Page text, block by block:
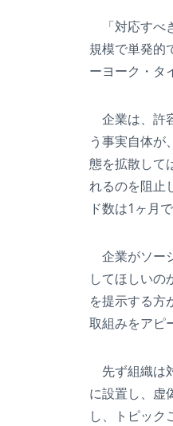
「対応すべ
規模で単発的
ーヨーク・タ
企業は、許
う事実自体が
態を拡散して
れるのを阻止
ド数は1ヶ月
企業がソー
してほしいの
を提示する方
取組みをアピ
先ず組織は
に設置し、虚
し、トピック